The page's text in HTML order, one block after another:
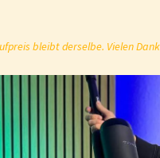
bleibt derselbe. Vielen